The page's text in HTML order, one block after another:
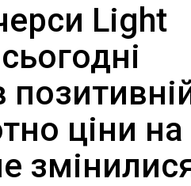
Light
ціни на